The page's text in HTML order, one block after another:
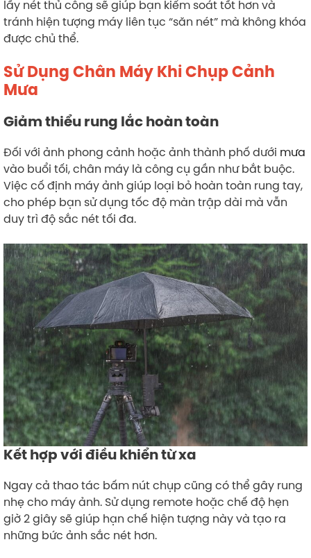
lấy nét thủ công sẽ giúp bạn kiểm soát tốt hơn và
tránh hiện tượng máy liên tục “săn nét” mà không khóa
được chủ thể.
Sử Dụng Chân Máy Khi Chụp Cảnh
Mưa
Giảm thiểu rung lắc hoàn toàn
Đối với ảnh phong cảnh hoặc ảnh thành phố dưới mưa
vào buổi tối, chân máy là công cụ gần như bắt buộc.
Việc cố định máy ảnh giúp loại bỏ hoàn toàn rung tay,
cho phép bạn sử dụng tốc độ màn trập dài mà vẫn
duy trì độ sắc nét tối đa.
Kết hợp với điều khiển từ xa
Ngay cả thao tác bấm nút chụp cũng có thể gây rung
nhẹ cho máy ảnh. Sử dụng remote hoặc chế độ hẹn
giờ 2 giây sẽ giúp hạn chế hiện tượng này và tạo ra
những bức ảnh sắc nét hơn.